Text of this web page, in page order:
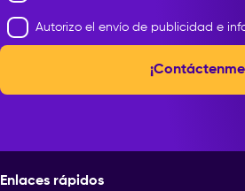
Autorizo el envío de publicidad e
Enlaces rápidos